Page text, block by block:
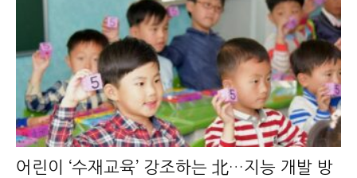
어린이 ‘수재교육’ 강조하는 北…지능 개발 방